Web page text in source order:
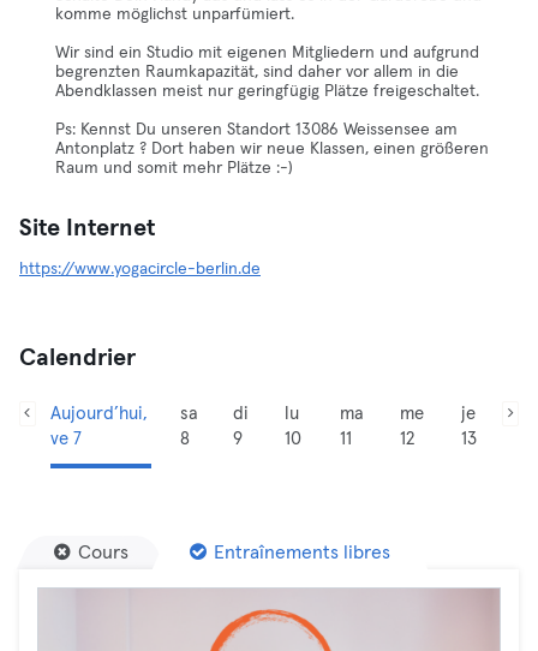
komme möglichst unparfümiert.
Wir sind ein Studio mit eigenen Mitgliedern und aufgrund
begrenzten Raumkapazität, sind daher vor allem in die
Abendklassen meist nur geringfügig Plätze freigeschaltet.
Ps: Kennst Du unseren Standort 13086 Weissensee am
Antonplatz ? Dort haben wir neue Klassen, einen größeren
Raum und somit mehr Plätze :-)
Site Internet
https://www.yogacircle-berlin.de
Calendrier
Aujourd’hui,
ve 7
sa
8
di
9
lu
10
ma
11
me
12
je
13
Cours Entraînements libres